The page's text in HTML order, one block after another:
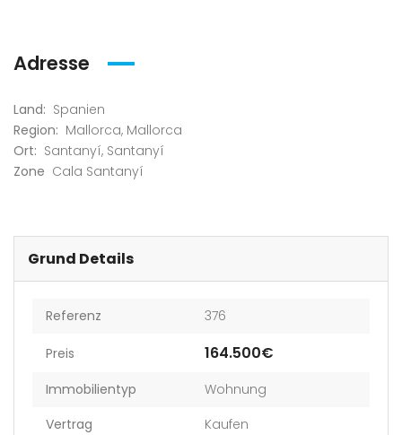
Adresse
Land: Spanien
Region: Mallorca, Mallorca
Ort: Santanyí, Santanyí
Zone Cala Santanyí
Grund Details
Referenz 376
Preis 164.500€
Immobilientyp
Wohnung
Vertrag
Kaufen